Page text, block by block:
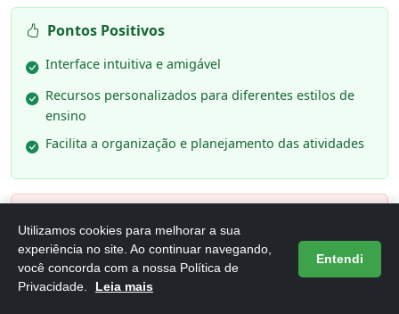
Pontos Positivos
Interface intuitiva e amigável
Recursos personalizados para diferentes estilos de
ensino
Facilita a organização e planejamento das atividades
Curva de aprendizado inicial para novos usuários
Dependência de tecnologia para acesso completo
Utilizamos cookies para melhorar a sua
experiência no site. Ao continuar navegando,
você concorda com a nossa Política de
Privacidade.
Leia mais
Entendi